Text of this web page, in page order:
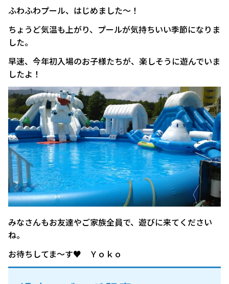
ふわふわプール、はじめました～！
ちょうど気温も上がり、プールが気持ちいい季節になりま
した。
早速、今年初入場のお子様たちが、楽しそうに遊んでいま
したよ！
みなさんもお友達やご家族全員で、遊びに来てください
ね。
お待ちしてま～す♥ Ｙｏｋｏ